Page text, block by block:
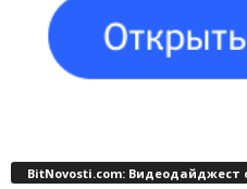
BitNovosti.com: Видеодайджест